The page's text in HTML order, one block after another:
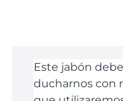
Este jabón
ducharnos con